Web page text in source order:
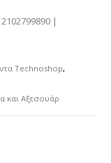
|
Technoshop,
και Αξεσουάρ